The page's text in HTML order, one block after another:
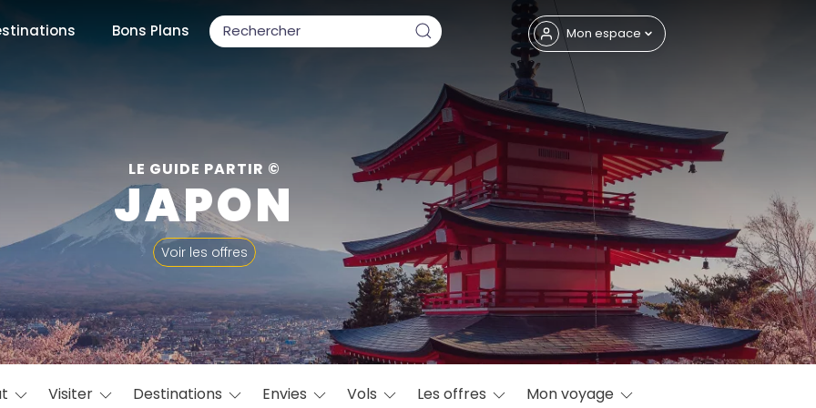
Bons Plans Mon espace
LE GUIDE PARTIR ©
JAPON
Voir les offres
Visiter Destinations Envies Vols Les offres Mon voyage
Fermer
mois
Août
Septembre
Novembre Décembre